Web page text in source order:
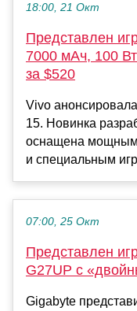
18:00, 21 Окт
Представлен
7000 мАч, 100
за $520
Vivo
15. Новинка
оснащена мощным
и специальным
07:00, 25 Окт
Представлен
G27UP с
Gigabyte